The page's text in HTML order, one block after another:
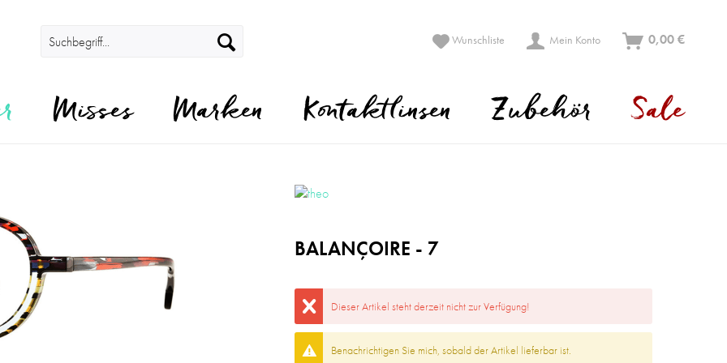
Wunschliste Mein Konto 0,00 €
Misses Marken Kontaktlinsen Zubehör Sale
BALANÇOIRE - 7
Dieser Artikel steht derzeit nicht zur Verfügung!
Benachrichtigen Sie mich, sobald der Artikel lieferbar ist.